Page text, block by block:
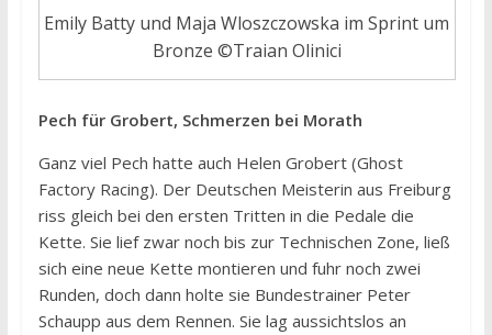
Emily Batty und Maja Wloszczowska im Sprint um
Bronze ©Traian Olinici
Pech für Grobert, Schmerzen bei Morath
Ganz viel Pech hatte auch Helen Grobert (Ghost
Factory Racing). Der Deutschen Meisterin aus Freiburg
riss gleich bei den ersten Tritten in die Pedale die
Kette. Sie lief zwar noch bis zur Technischen Zone, ließ
sich eine neue Kette montieren und fuhr noch zwei
Runden, doch dann holte sie Bundestrainer Peter
Schaupp aus dem Rennen. Sie lag aussichtslos an